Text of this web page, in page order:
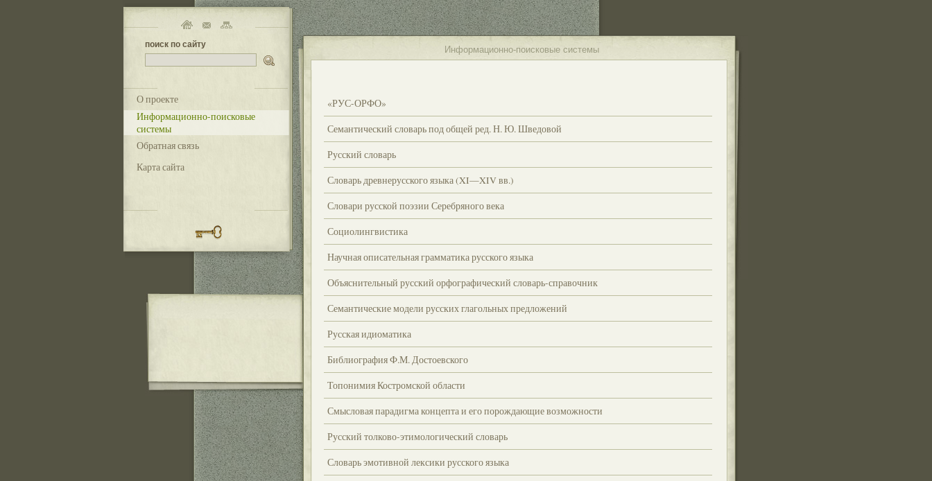
поиск по сайту
О проекте
Информационно-поисковые
системы
Обратная связь
Карта сайта
Информационно-поисковые системы
«РУС-ОРФО»
Семантический словарь под общей ред. Н. Ю. Шведовой
Русский словарь
Словарь древнерусского языка (XI—XIV вв.)
Словари русской поэзии Серебряного века
Социолингвистика
Научная описательная грамматика русского языка
Объяснительный русский орфографический словарь-справочник
Семантические модели русских глагольных предложений
Русская идиоматика
Библиография Ф.М. Достоевского
Топонимия Костромской области
Смысловая парадигма концепта и его порождающие возможности
Русский толково-этимологический словарь
Словарь эмотивной лексики русского языка